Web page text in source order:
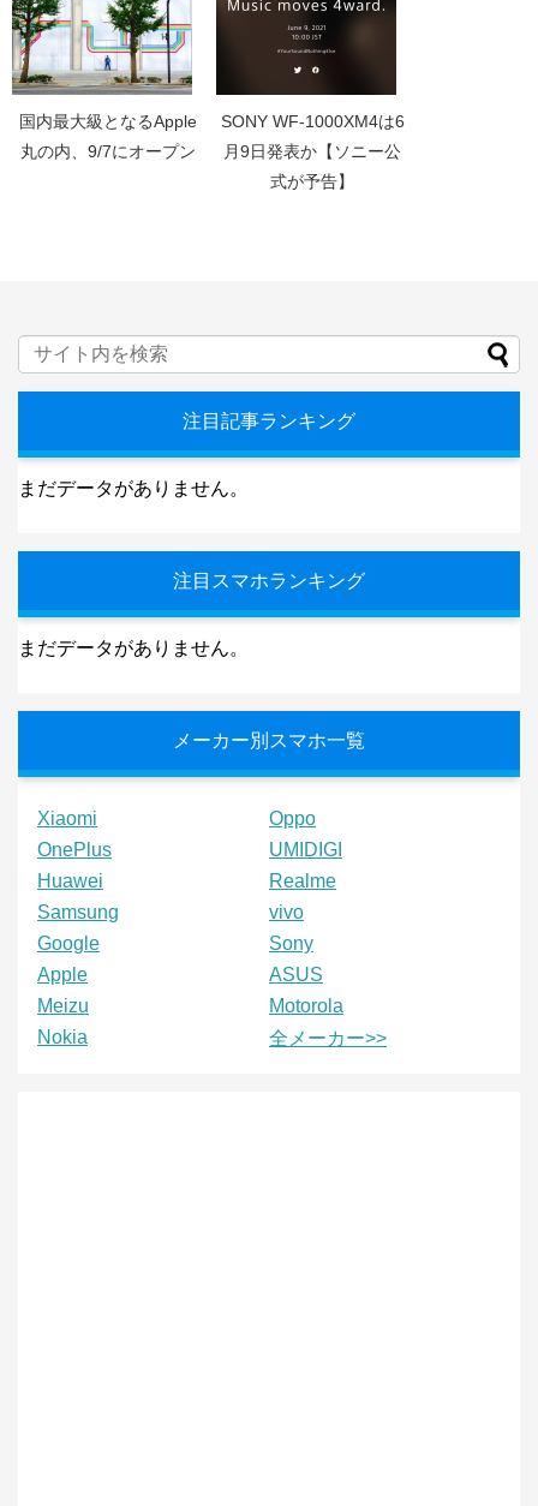
国内最大級となるApple
丸の内、9/7にオープン
SONY WF-1000XM4は6
月9日発表か【ソニー公
式が予告】
注目記事ランキング
まだデータがありません。
注目スマホランキング
まだデータがありません。
メーカー別スマホ一覧
Xiaomi
Oppo
OnePlus
UMIDIGI
Huawei
Realme
Samsung
vivo
Google
Sony
Apple
ASUS
Meizu
Motorola
Nokia
全メーカー>>